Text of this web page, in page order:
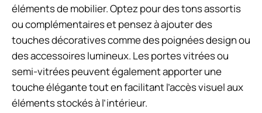
éléments de mobilier. Optez pour des tons assortis
ou complémentaires et pensez à ajouter des
touches décoratives comme des poignées design ou
des accessoires lumineux. Les portes vitrées ou
semi-vitrées peuvent également apporter une
touche élégante tout en facilitant l’accès visuel aux
éléments stockés à l’intérieur.